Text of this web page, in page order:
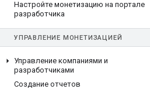
Настройте монетизацию на портале
разработчика
УПРАВЛЕНИЕ МОНЕТИЗАЦИЕЙ
Управление компаниями и
разработчиками
Создание отчетов